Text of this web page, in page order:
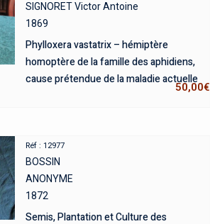
SIGNORET Victor Antoine
1869
Phylloxera vastatrix – hémiptère
homoptère de la famille des aphidiens,
cause prétendue de la maladie actuelle
50,00€
Réf : 12977
BOSSIN
ANONYME
1872
Semis, Plantation et Culture des